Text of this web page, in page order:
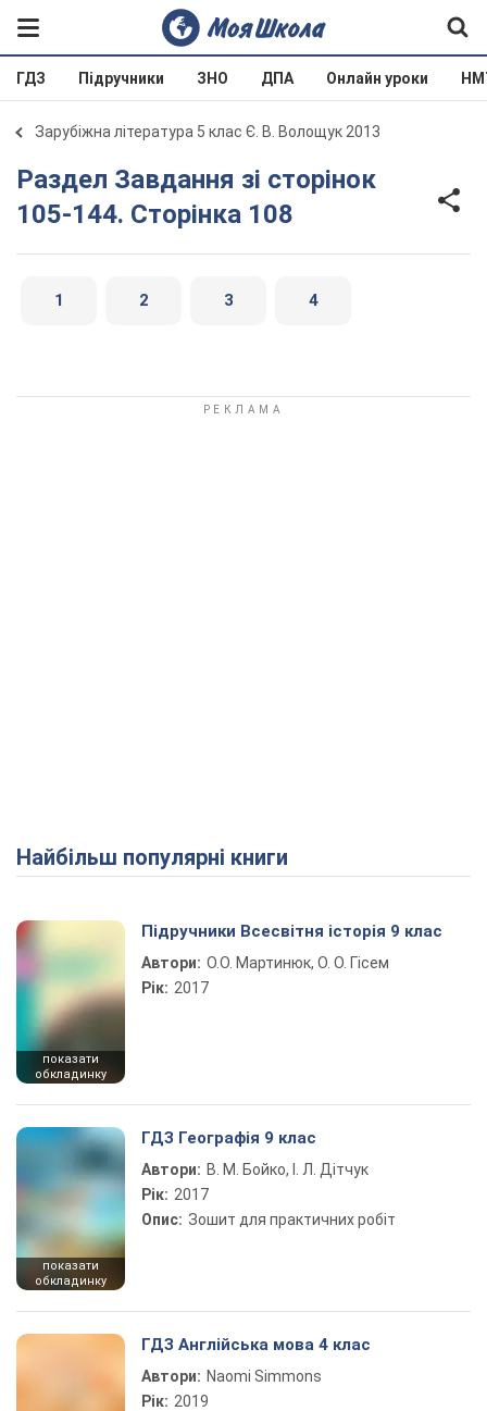
ГДЗ Підручники ЗНО ДПА Онлайн уроки
Зарубіжна література 5 клас Є. В. Волощук 2013
Раздел Завдання зі сторінок
105-144. Сторінка 108
1 2 3 4
Найбільш популярні книги
показати
обкладинку
Підручники Всесвітня історія 9 клас
Автори: О.О. Мартинюк, О. О. Гісем
Рік: 2017
показати
обкладинку
ГДЗ Географія 9 клас
Автори: В. М. Бойко, І. Л. Дітчук
Рік: 2017
Опис: Зошит для практичних робіт
ГДЗ Англійська мова 4 клас
Автори: Naomi Simmons
Рік: 2019